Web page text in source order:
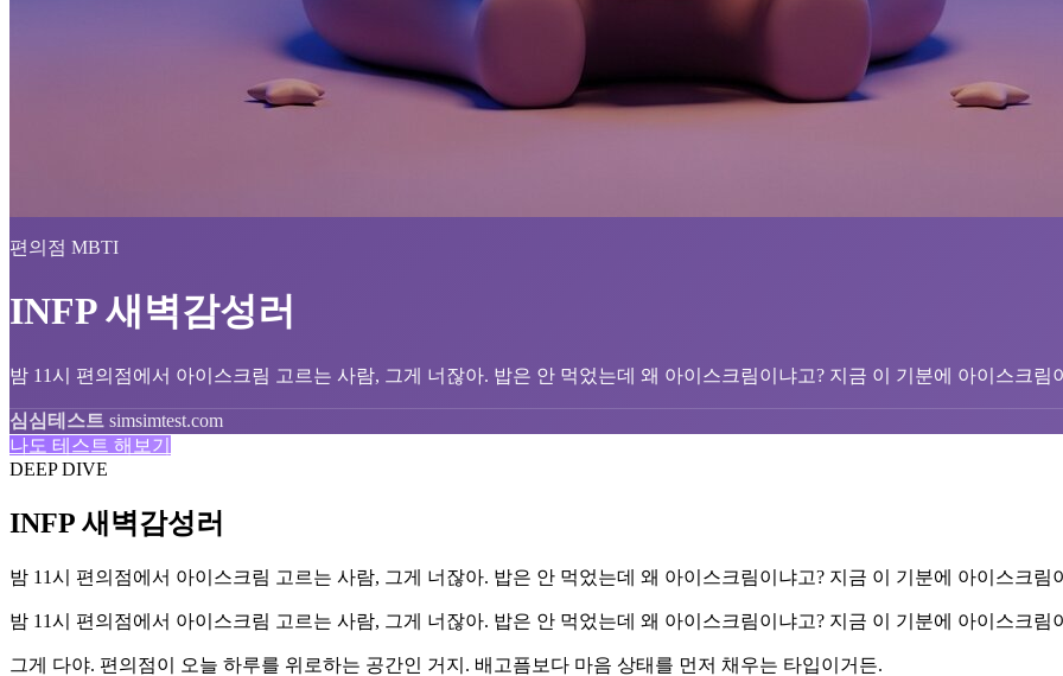
편의점 MBTI
INFP 새벽감성러
밤 11시 편의점에서 아이스크림 고르는 사람, 그게 너잖아. 밥은 안 먹었는데 왜 아이스크림이냐고? 지금 이 기분에 아이스크림
심심테스트 simsimtest.com
나도 테스트 해보기
DEEP DIVE
INFP 새벽감성러
밤 11시 편의점에서 아이스크림 고르는 사람, 그게 너잖아. 밥은 안 먹었는데 왜 아이스크림이냐고? 지금 이 기분에 아이스크림
밤 11시 편의점에서 아이스크림 고르는 사람, 그게 너잖아. 밥은 안 먹었는데 왜 아이스크림이냐고? 지금 이 기분에 아이스크림
그게 다야. 편의점이 오늘 하루를 위로하는 공간인 거지. 배고픔보다 마음 상태를 먼저 채우는 타입이거든.